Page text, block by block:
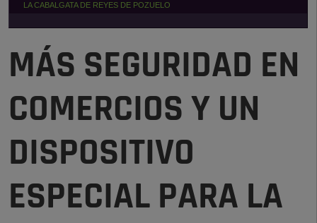
LA CABALGATA DE REYES DE POZUELO
MÁS SEGURIDAD EN
COMERCIOS Y UN
DISPOSITIVO
ESPECIAL PARA LA